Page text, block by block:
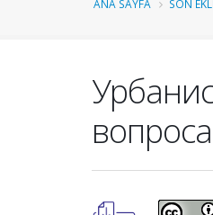
ANA SAYFA SON